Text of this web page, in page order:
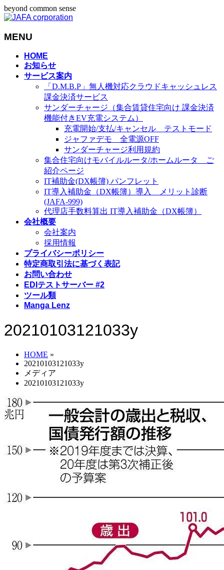
beyond common sense
MENU
HOME
お知らせ
サービス案内
「D.M.B.P」無人機対応クラウドキャッシュレス
課金決済サービス
サンダーチャージ（集合賃貸住宅向け 課金決済
機能付きEV充電システム）
充電開始/支払/キャンセル テストモード
ジャファデモ 全電源OFF
サンダーチャージ利用規約
集合住宅向けモバイルルータ/ホームルータ ご
紹介ページ
IT補助金(DX帳簿) パンフレット
IT導入補助金（DX帳簿）導入 メリット診断
(JAFA-999)
代理店手数料算出 IT導入補助金（DX帳簿）
会社概要
会社案内
採用情報
プライバシーポリシー
特定商取引法に基づく表記
お問い合わせ
EDIテストサーバー #2
ツール類
Manga Lenz
20210103121033y
HOME »
20210103121033y
メディア
20210103121033y